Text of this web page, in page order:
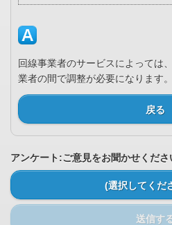
回線事業者のサービスによっては
業者の間で調整が必要になります。
戻る
アンケート:ご意見をお聞かせくださ
(選択してくだ
送信す